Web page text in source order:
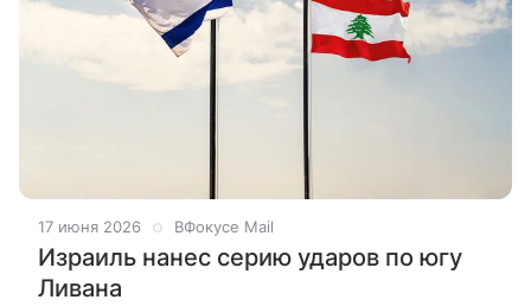
17 июня 2026 ВФокусе Mail
Израиль нанес серию ударов по югу
Ливана